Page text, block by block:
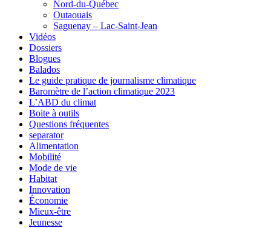
Nord-du-Québec
Outaouais
Saguenay – Lac-Saint-Jean
Vidéos
Dossiers
Blogues
Balados
Le guide pratique de journalisme climatique
Baromètre de l’action climatique 2023
L’ABD du climat
Boite à outils
Questions fréquentes
separator
Alimentation
Mobilité
Mode de vie
Habitat
Innovation
Économie
Mieux-être
Jeunesse